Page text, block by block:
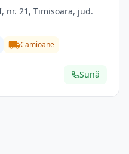
Camioane
Sună